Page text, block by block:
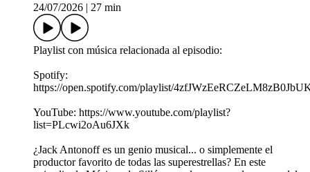
24/07/2026
27 min
Playlist con música relacionada al episodio:
Spotify:
https://open.spotify.com/playlist/
YouTube: https://www.youtube.com/playlist?
list=PLcwi2oAu6JXk
¿Jack Antonoff es un genio musical... o simplemente el
productor favorito de todas las superestrellas? En este